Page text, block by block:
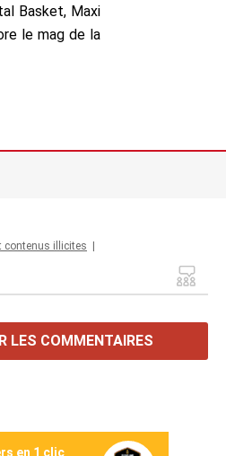
Basket, Maxi
le mag de la
contenus illicites
LES COMMENTAIRES
en 1 clic